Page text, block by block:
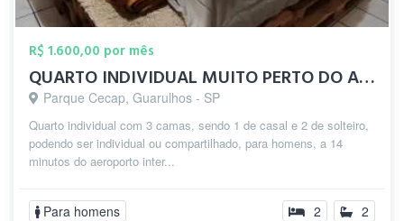
R$ 1.600,00 por mês
QUARTO INDIVIDUAL MUITO PERTO DO AEROPOR...
Parque Cecap, Guarulhos - SP
Quarto individual com 3 camas, sendo 1 de casal e 2 de solteiro,
podendo ser individual ou compartilhado, para homens, a 14
minutos do aeroporto inter...
Para homens 2 2